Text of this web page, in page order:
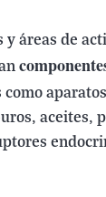
y áreas de
como
aceites,